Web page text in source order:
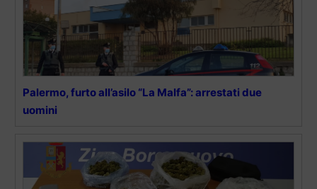
Palermo, furto all’asilo “La Malfa”: arrestati due
uomini